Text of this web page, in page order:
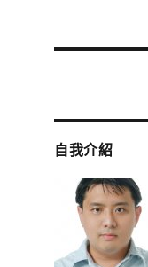
自我介紹